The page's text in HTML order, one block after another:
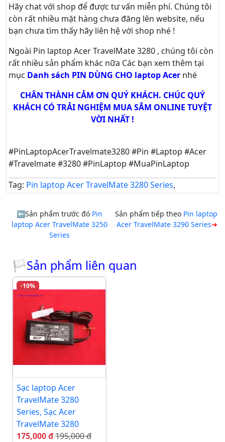
Hãy chatvới shop để được tư vấn miễn phí. Chúng tôi
còn rất nhiều mặt hàng chưa đăng lên website, nếu
bạn chưa tìm thấy hãy liên hệ với shop nhé !
Ngoài Pin laptop Acer TravelMate 3280 , chúng tôi còn
rất nhiều sản phẩm khác nữa Các bạn xem thêm tại
mục Danh sách PIN DÙNG CHO laptop Acer nhé
CHÂN THÀNH CẢM ƠN QUÝ KHÁCH. CHÚC QUÝ
KHÁCH CÓ TRẢI NGHIỆM MUA SẮM ONLINE TUYỆT
VỜI NHẤT !
#PinLaptopAcerTravelmate3280 #Pin #Laptop #Acer
#Travelmate #3280 #PinLaptop #MuaPinLaptop
Tag: Pin laptop Acer TravelMate 3280 Series,
Sản phẩm trước đó Pin
laptop Acer TravelMate 3250
Series
Sản phẩm tiếp theo Pin laptop
Acer TravelMate 3290 Series
🏳Sản phẩm liên quan
-10%
Sạc laptop Acer
TravelMate 3280
Series, Sạc Acer
TravelMate 3280
175,000 đ195,000 đ